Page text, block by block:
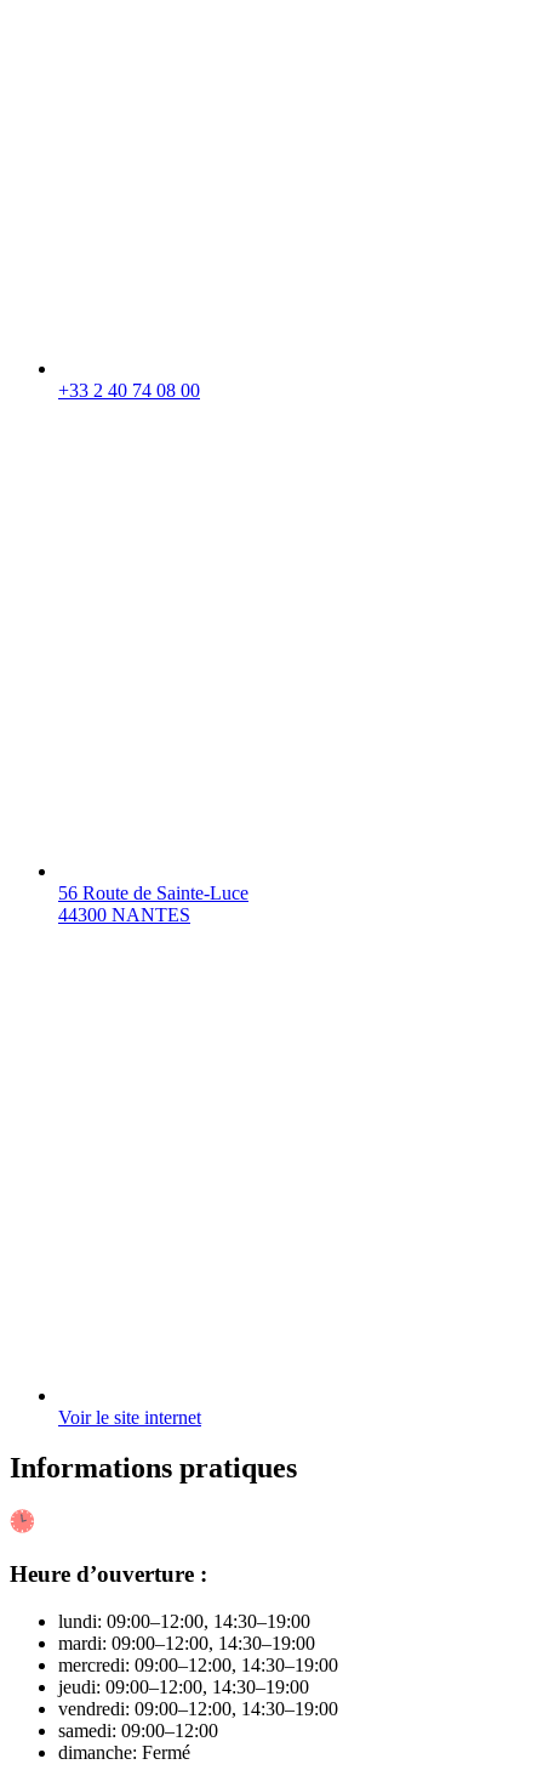
+33 2 40 74 08 00
56 Route de Sainte-Luce
44300 NANTES
Voir le site internet
Informations pratiques
Heure d’ouverture :
lundi: 09:00–12:00, 14:30–19:00
mardi: 09:00–12:00, 14:30–19:00
mercredi: 09:00–12:00, 14:30–19:00
jeudi: 09:00–12:00, 14:30–19:00
vendredi: 09:00–12:00, 14:30–19:00
samedi: 09:00–12:00
dimanche: Fermé